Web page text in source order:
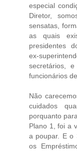
especial
Diretor,
sensatas,
as quais
presidentes
ex-
secretários,
funcionários
Não
cuidados
porquanto
Plano 1, foi a
a poupar. E o
os